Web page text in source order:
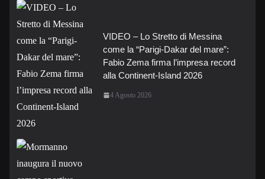
VIDEO – Lo Stretto di Messina
come la “Parigi-Dakar del mare”:
Fabio Zema firma l’impresa record
alla Continent-Island 2026
4 Agosto 2026